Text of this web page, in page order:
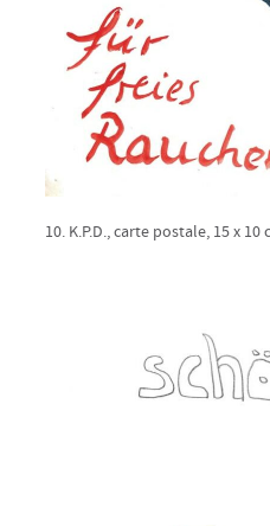
10. K.P.D., carte postale, 15 x 10